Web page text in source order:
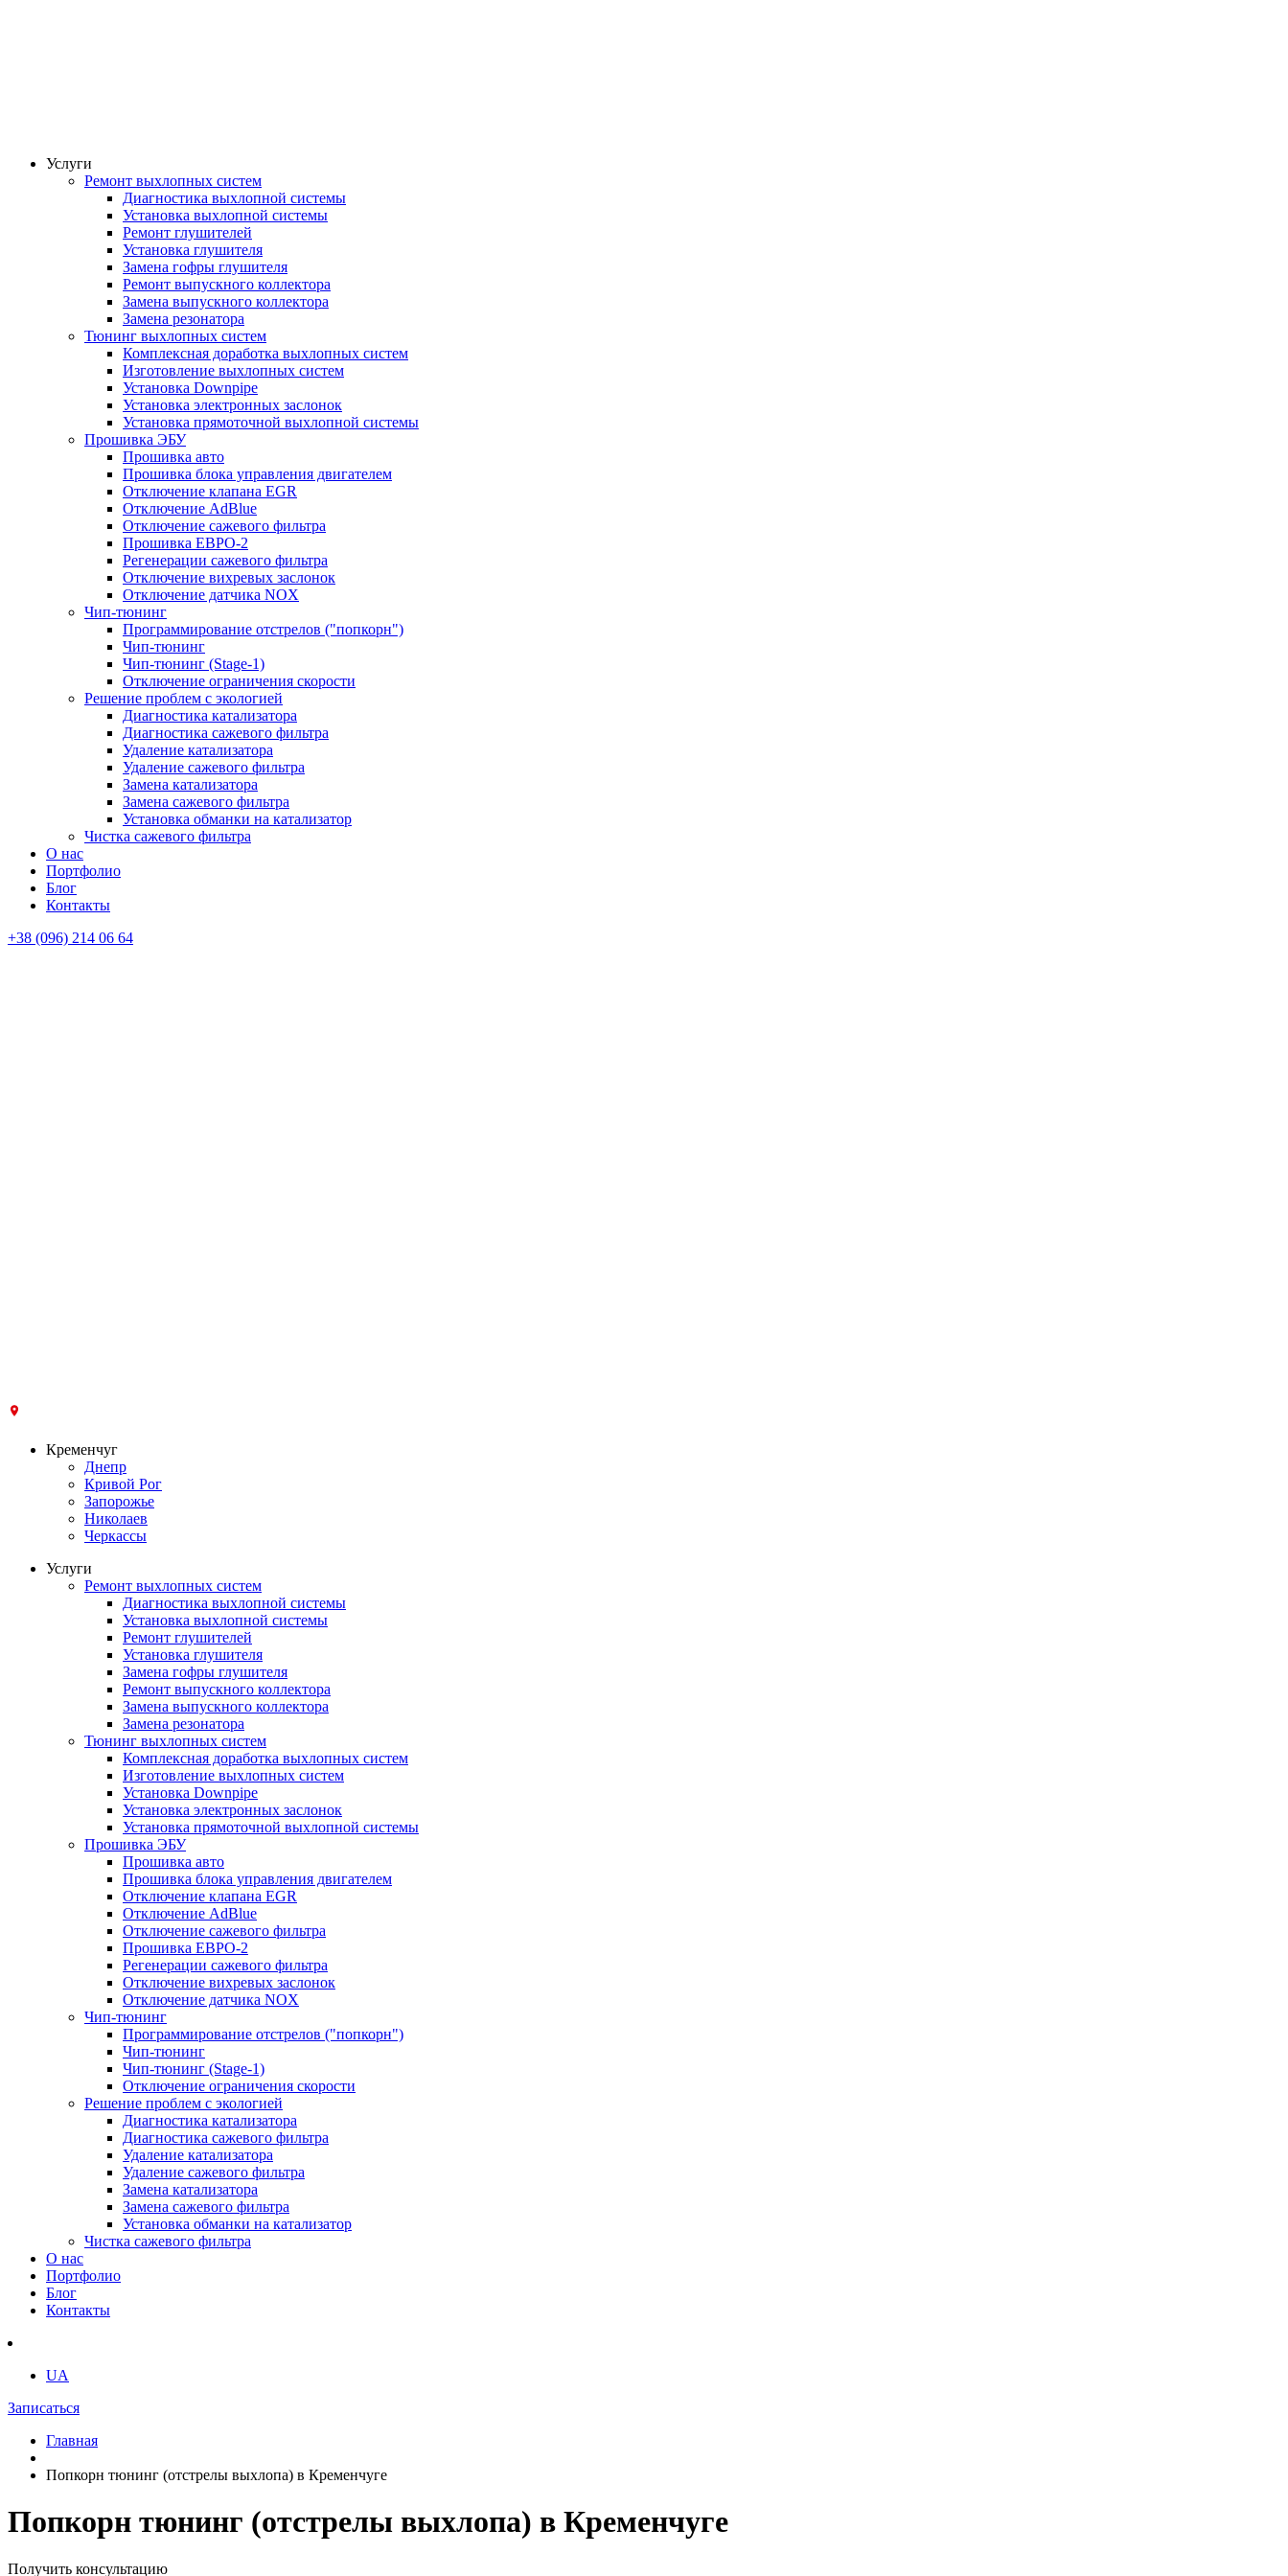
Услуги
Ремонт выхлопных систем
Диагностика выхлопной системы
Установка выхлопной системы
Ремонт глушителей
Установка глушителя
Замена гофры глушителя
Ремонт выпускного коллектора
Замена выпускного коллектора
Замена резонатора
Тюнинг выхлопных систем
Комплексная доработка выхлопных систем
Изготовление выхлопных систем
Установка Downpipe
Установка электронных заслонок
Установка прямоточной выхлопной системы
Прошивка ЭБУ
Прошивка авто
Прошивка блока управления двигателем
Отключение клапана EGR
Отключение AdBlue
Отключение сажевого фильтра
Прошивка ЕВРО-2
Регенерации сажевого фильтра
Отключение вихревых заслонок
Отключение датчика NOX
Чип-тюнинг
Программирование отстрелов ("попкорн")
Чип-тюнинг
Чип-тюнинг (Stage-1)
Отключение ограничения скорости
Решение проблем с экологией
Диагностика катализатора
Диагностика сажевого фильтра
Удаление катализатора
Удаление сажевого фильтра
Замена катализатора
Замена сажевого фильтра
Установка обманки на катализатор
Чистка сажевого фильтра
О нас
Портфолио
Блог
Контакты
+38 (096) 214 06 64
Кременчуг
Днепр
Кривой Рог
Запорожье
Николаев
Черкассы
Услуги
Ремонт выхлопных систем
Диагностика выхлопной системы
Установка выхлопной системы
Ремонт глушителей
Установка глушителя
Замена гофры глушителя
Ремонт выпускного коллектора
Замена выпускного коллектора
Замена резонатора
Тюнинг выхлопных систем
Комплексная доработка выхлопных систем
Изготовление выхлопных систем
Установка Downpipe
Установка электронных заслонок
Установка прямоточной выхлопной системы
Прошивка ЭБУ
Прошивка авто
Прошивка блока управления двигателем
Отключение клапана EGR
Отключение AdBlue
Отключение сажевого фильтра
Прошивка ЕВРО-2
Регенерации сажевого фильтра
Отключение вихревых заслонок
Отключение датчика NOX
Чип-тюнинг
Программирование отстрелов ("попкорн")
Чип-тюнинг
Чип-тюнинг (Stage-1)
Отключение ограничения скорости
Решение проблем с экологией
Диагностика катализатора
Диагностика сажевого фильтра
Удаление катализатора
Удаление сажевого фильтра
Замена катализатора
Замена сажевого фильтра
Установка обманки на катализатор
Чистка сажевого фильтра
О нас
Портфолио
Блог
Контакты
UA
Записаться
Главная
Попкорн тюнинг (отстрелы выхлопа) в Кременчуге
Попкорн тюнинг (отстрелы выхлопа) в Кременчуге
Получить консультацию